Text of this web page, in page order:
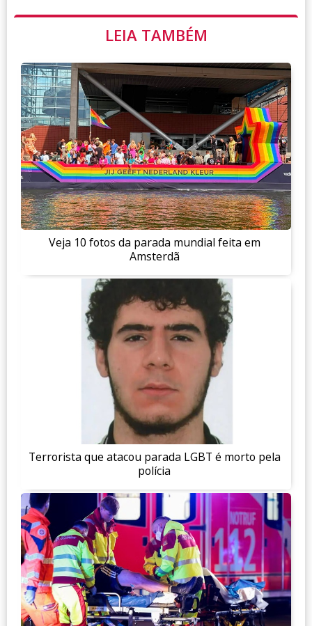
LEIA TAMBÉM
Veja 10 fotos da parada mundial feita em
Amsterdã
Terrorista que atacou parada LGBT é morto pela
polícia